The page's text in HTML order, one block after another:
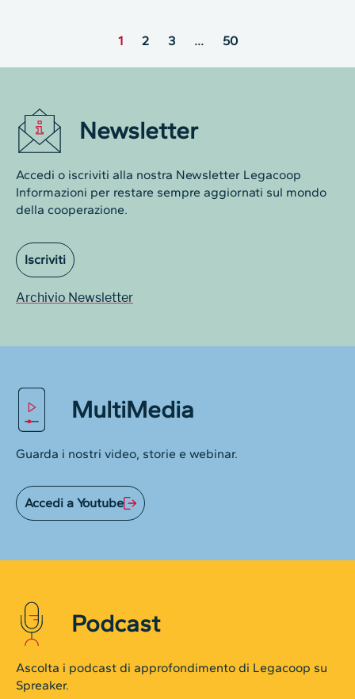
1 2 3 … 50
Newsletter
Accedi o iscriviti alla nostra Newsletter Legacoop
Informazioni per restare sempre aggiornati sul mondo
della cooperazione.
Iscriviti
Archivio Newsletter
MultiMedia
Guarda i nostri video, storie e webinar.
Accedi a Youtube
Podcast
Ascolta i podcast di approfondimento di Legacoop su
Spreaker.